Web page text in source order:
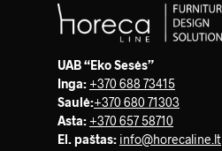
UAB “Eko Sesės”
Inga: +370 688 73415
Saulė:+370 680 71303
Asta: +370 657 58710
El. paštas: info@horecaline.lt